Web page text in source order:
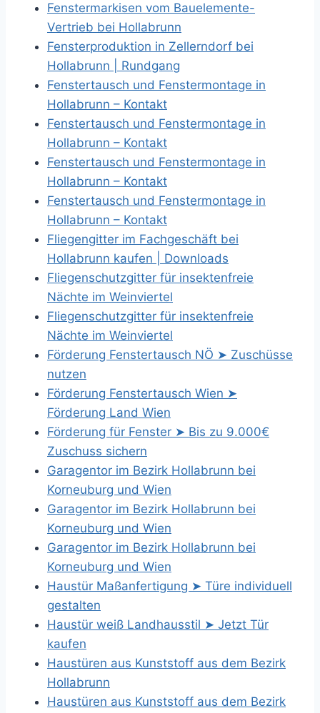
Fenstermarkisen vom Bauelemente-
Vertrieb bei Hollabrunn
Fensterproduktion in Zellerndorf bei
Hollabrunn | Rundgang
Fenstertausch und Fenstermontage in
Hollabrunn – Kontakt
Fenstertausch und Fenstermontage in
Hollabrunn – Kontakt
Fenstertausch und Fenstermontage in
Hollabrunn – Kontakt
Fenstertausch und Fenstermontage in
Hollabrunn – Kontakt
Fliegengitter im Fachgeschäft bei
Hollabrunn kaufen | Downloads
Fliegenschutzgitter für insektenfreie
Nächte im Weinviertel
Fliegenschutzgitter für insektenfreie
Nächte im Weinviertel
Förderung Fenstertausch NÖ ➤ Zuschüsse
nutzen
Förderung Fenstertausch Wien ➤
Förderung Land Wien
Förderung für Fenster ➤ Bis zu 9.000€
Zuschuss sichern
Garagentor im Bezirk Hollabrunn bei
Korneuburg und Wien
Garagentor im Bezirk Hollabrunn bei
Korneuburg und Wien
Garagentor im Bezirk Hollabrunn bei
Korneuburg und Wien
Haustür Maßanfertigung ➤ Türe individuell
gestalten
Haustür weiß Landhausstil ➤ Jetzt Tür
kaufen
Haustüren aus Kunststoff aus dem Bezirk
Hollabrunn
Haustüren aus Kunststoff aus dem Bezirk